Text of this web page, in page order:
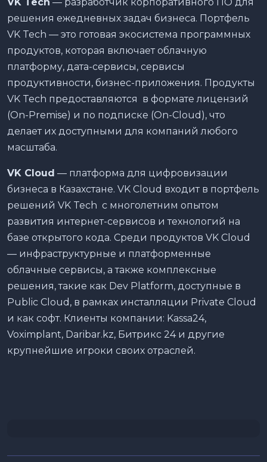
VK Tech — разработчик корпоративного ПО для
решения ежедневных задач бизнеса. Портфель
VK Tech — это готовая экосистема программных
продуктов, которая включает облачную
платформу, дата-сервисы, сервисы
продуктивности, бизнес-приложения. Продукты
VK Tech предоставляются в формате лицензий
(On-Premise) и по подписке (On-Cloud), что
делает их доступными для компаний любого
масштаба.
VK Cloud — платформа для цифровизации
бизнеса в Казахстане. VK Cloud входит в портфель
решений VK Tech с многолетним опытом
развития интернет-сервисов и технологий на
базе открытого кода. Среди продуктов VK Cloud
— инфраструктурные и платформенные
облачные сервисы, а также комплексные
решения, такие как Dev Platform, доступные в
Public Cloud, в рамках инсталляции Private Cloud
и как софт. Клиенты компании: Kassa24,
Voximplant, Daribar.kz, Битрикс 24 и другие
крупнейшие игроки своих отраслей.